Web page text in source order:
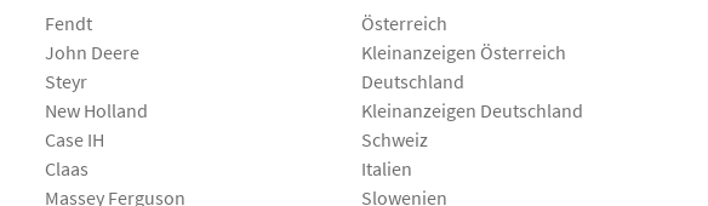
Fendt
John Deere
Steyr
New Holland
Case IH
Claas
Massey Ferguson
Österreich
Kleinanzeigen Österreich
Deutschland
Kleinanzeigen Deutschland
Schweiz
Italien
Slowenien